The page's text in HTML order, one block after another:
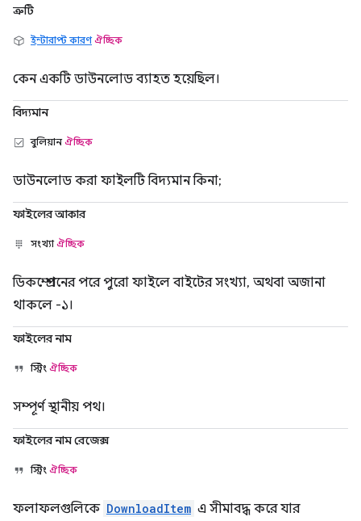
ত্রুটি
ইন্টারাপ্ট কারণ ঐচ্ছিক
কেন একটি ডাউনলোড ব্যাহত হয়েছিল।
বিদ্যমান
বুলিয়ানঐচ্ছিক
ডাউনলোড করা ফাইলটি বিদ্যমান কিনা;
ফাইলের আকার
সংখ্যাঐচ্ছিক
ডিকম্প্রেশনের পরে পুরো ফাইলে বাইটের সংখ্যা, অথবা অজানা
থাকলে -১।
ফাইলের নাম
স্ট্রিং ঐচ্ছিক
সম্পূর্ণ স্থানীয় পথ।
ফাইলের নাম রেজেক্স
স্ট্রিং ঐচ্ছিক
ফলাফলগুলিকে DownloadItem এ সীমাবদ্ধ করে যার